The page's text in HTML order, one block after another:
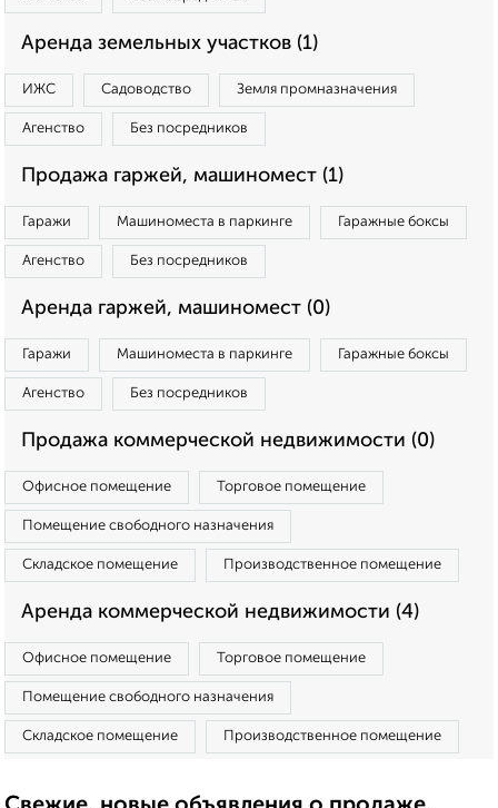
Аренда земельных участков (1)
ИЖС Садоводство Земля промназначения
Агенство Без посредников
Продажа гаржей, машиномест (1)
Гаражи Машиноместа в паркинге Гаражные боксы
Агенство Без посредников
Аренда гаржей, машиномест (0)
Гаражи Машиноместа в паркинге Гаражные боксы
Агенство Без посредников
Продажа коммерческой недвижимости (0)
Офисное помещение Торговое помещение
Помещение свободного назначения
Складское помещение Производственное помещение
Аренда коммерческой недвижимости (4)
Офисное помещение Торговое помещение
Помещение свободного назначения
Складское помещение Производственное помещение